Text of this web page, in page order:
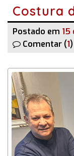
Costura
Postado em 15
Comentar (1)